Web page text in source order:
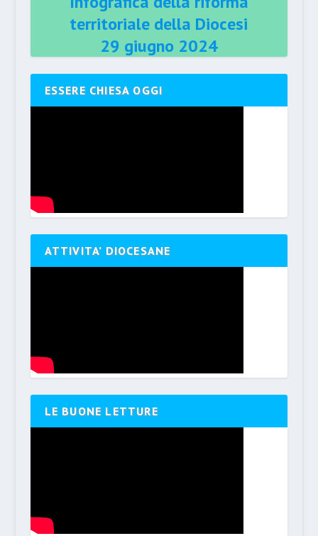
territoriale della Diocesi
29 giugno 2024
ESSERE CHIESA OGGI
ATTIVITA’ DIOCESANE
LE BUONE LETTURE